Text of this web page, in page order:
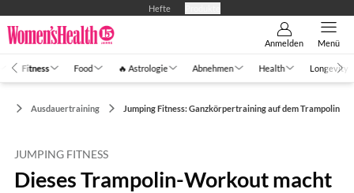
Hefte
Anmelden Menü
Fitness Food 🔥 Astrologie Abnehmen Health Longevity
Ausdauertraining Jumping Fitness: Ganzkörpertraining auf dem Trampolin
JUMPING FITNESS
Dieses Trampolin-Workout macht